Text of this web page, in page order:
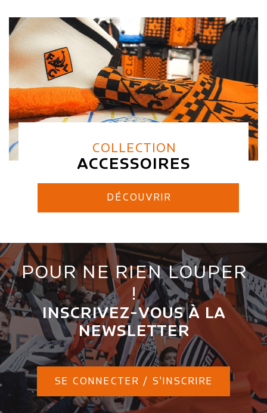
COLLECTION
ACCESSOIRES
DÉCOUVRIR
POUR NE RIEN LOUPER
!
INSCRIVEZ-VOUS À LA
NEWSLETTER
SE CONNECTER / S'INSCRIRE